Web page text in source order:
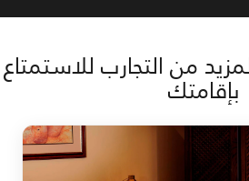
من التجارب للاستمتاع
بإقامتك